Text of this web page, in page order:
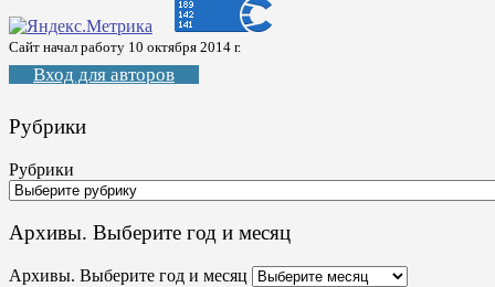
Сайт начал работу 10 октября 2014 г.
Вход для авторов
Рубрики
Рубрики
Архивы. Выберите год и месяц
Архивы. Выберите год и месяц